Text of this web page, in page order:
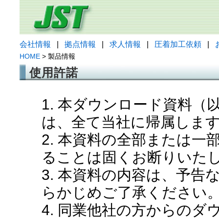
会社情報 拠点情報 求人情報 圧着加工依頼
HOME > 製品情報
使用許諾
1. 本ダウンロード資料（
は、全て当社に帰属しま
2. 本資料の全部または一
ることは固くお断りいた
3. 本資料の内容は、予告
らかじめご了承ください
4. 同業他社の方からのダ